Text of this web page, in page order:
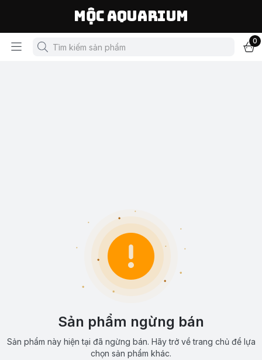
Mộc Aquarium
0
Sản phẩm ngừng bán
Sản phẩm này hiện tại đã ngừng bán. Hãy trở về trang chủ để lựa
chọn sản phẩm khác.